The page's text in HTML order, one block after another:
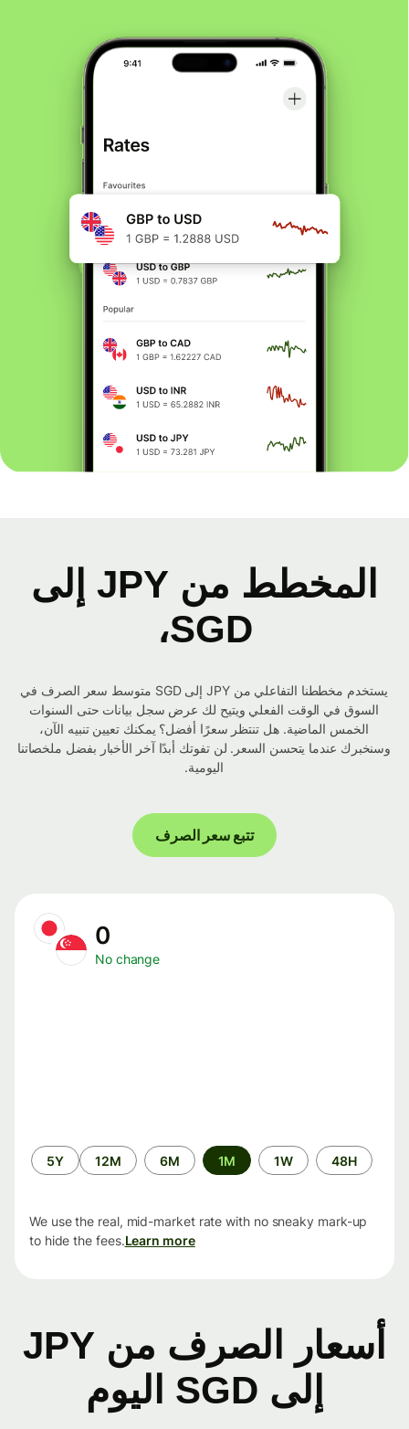
المخطط من JPY إلى
SGD،
يستخدم مخططنا التفاعلي من JPY إلى SGD متوسط ​​سعر الصرف في
السوق في الوقت الفعلي ويتيح لك عرض سجل بيانات حتى السنوات
الخمس الماضية. هل تنتظر سعرًا أفضل؟ يمكنك تعيين تنبيه الآن،
وسنخبرك عندما يتحسن السعر. لن تفوتك أبدًا آخر الأخبار بفضل ملخصاتنا
اليومية.
تتبع سعر الصرف
No change
الفترة
الزمنية
48H
1W
1M
6M
12M
5Y
We use the real, mid-market rate with no sneaky mark-up
to hide the fees.Learn more
أسعار الصرف من JPY
إلى SGD اليوم